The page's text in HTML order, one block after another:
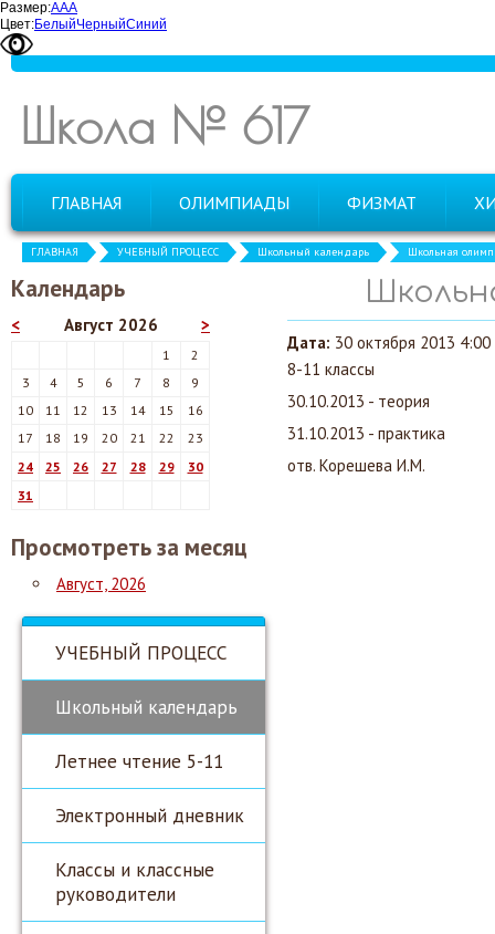
Размер:ААА
Цвет:БелыйЧерныйСиний
Школа № 617
ГЛАВНАЯ ОЛИМПИАДЫ ФИЗМАТ
ГЛАВНАЯ УЧЕБНЫЙ ПРОЦЕСС Школьный календарь Школьная
Календарь
< >
Август 2026
1
2
3
4 5 6 7 8
9
10
11 12 13 14 15
16
17
18 19 20 21 22
23
24
25 26 27 28 29
30
31
Просмотреть за месяц
Август, 2026
УЧЕБНЫЙ ПРОЦЕСС
Школьный календарь
Летнее чтение 5-11
Электронный дневник
Классы и классные
руководители
Дата: 30 октября 2013
8-11 классы
30.10.2013 - теория
31.10.2013 - практика
отв. Корешева И.М.